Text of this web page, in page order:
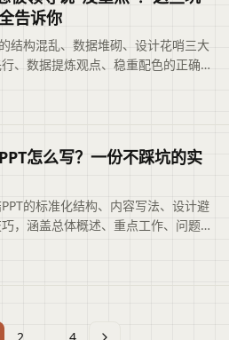
告诉你
结构混乱、数据堆砌、设计花哨三大
、数据提炼观点、稳重配色的正确
报结构、排版配色规则、数据呈现
，帮助提升汇报质量与效率。文章
怎么写？一份不踩坑的实
的标准化结构、内容写法、设计避
，涵盖总体概述、重点工作、问题
队文化等模块，帮助快速搭建专业
错误，提升内容实感与视觉表现。